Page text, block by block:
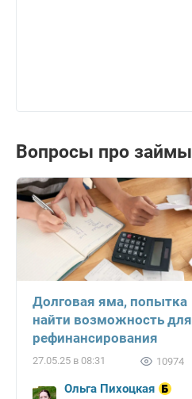
Вопросы про займы
Долговая яма, попытка
найти возможность для
рефинансирования
27.05.25 в 08:31 10974
Ольга Пихоцкая